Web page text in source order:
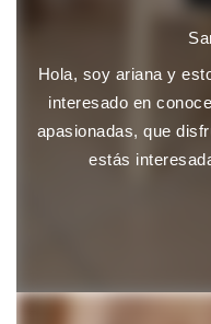
Hola, soy ariana y
interesado en
apasionadas, que
estás